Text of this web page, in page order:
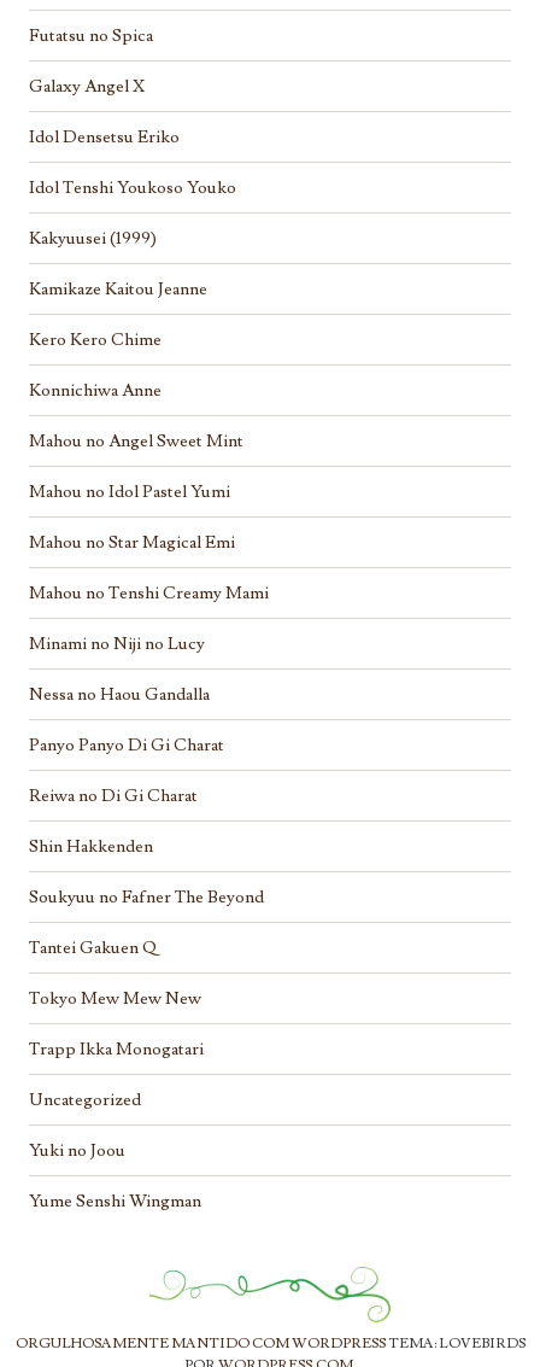
Futatsu no Spica
Galaxy Angel X
Idol Densetsu Eriko
Idol Tenshi Youkoso Youko
Kakyuusei (1999)
Kamikaze Kaitou Jeanne
Kero Kero Chime
Konnichiwa Anne
Mahou no Angel Sweet Mint
Mahou no Idol Pastel Yumi
Mahou no Star Magical Emi
Mahou no Tenshi Creamy Mami
Minami no Niji no Lucy
Nessa no Haou Gandalla
Panyo Panyo Di Gi Charat
Reiwa no Di Gi Charat
Shin Hakkenden
Soukyuu no Fafner The Beyond
Tantei Gakuen Q
Tokyo Mew Mew New
Trapp Ikka Monogatari
Uncategorized
Yuki no Joou
Yume Senshi Wingman
ORGULHOSAMENTE MANTIDO COM WORDPRESSTEMA: LOVEBIRDS